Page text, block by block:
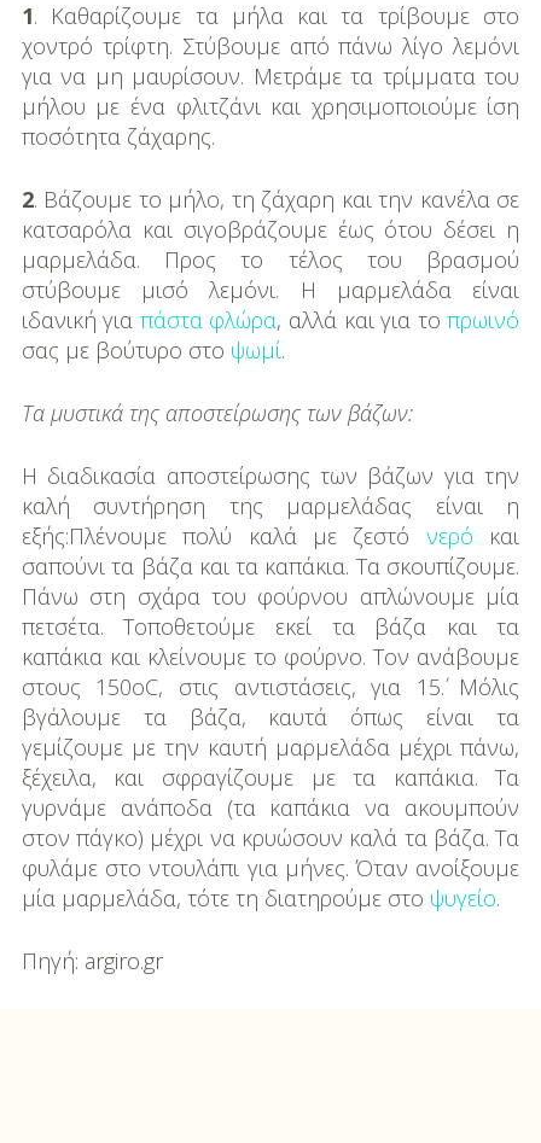
1. Καθαρίζουμε τα μήλα και τα τρίβουμε στο
χοντρό τρίφτη. Στύβουμε από πάνω λίγο λεμόνι
για να μη μαυρίσουν. Μετράμε τα τρίμματα του
μήλου με ένα φλιτζάνι και χρησιμοποιούμε ίση
ποσότητα ζάχαρης.
2. Βάζουμε το μήλο, τη ζάχαρη και την κανέλα σε
κατσαρόλα και σιγοβράζουμε έως ότου δέσει η
μαρμελάδα. Προς το τέλος του βρασμού
στύβουμε μισό λεμόνι. Η μαρμελάδα είναι
ιδανική για πάστα φλώρα, αλλά και για τοπρωινό
σας με βούτυρο στο ψωμί.
Τα μυστικά της αποστείρωσης των βάζων:
Η διαδικασία αποστείρωσης των βάζων για την
καλή συντήρηση της μαρμελάδας είναι η
εξής:Πλένουμε πολύ καλά µε ζεστό νερό και
σαπούνι τα βάζα και τα καπάκια. Τα σκουπίζουμε.
Πάνω στη σχάρα του φούρνου απλώνουμε µία
πετσέτα. Τοποθετούμε εκεί τα βάζα και τα
καπάκια και κλείνουμε το φούρνο. Τον ανάβουμε
στους 150οC, στις αντιστάσεις, για 15΄. Μόλις
βγάλουμε τα βάζα, καυτά όπως είναι τα
γεμίζουμε µε την καυτή μαρµελάδα μέχρι πάνω,
ξέχειλα, και σφραγίζουμε µε τα καπάκια. Τα
γυρνάμε ανάποδα (τα καπάκια να ακουμπούν
στον πάγκο) μέχρι να κρυώσουν καλά τα βάζα. Τα
φυλάμε στο ντουλάπι για μήνες. Όταν ανοίξουμε
µία μαρµελάδα, τότε τη διατηρούμε στο ψυγείο.
Πηγή: argiro.gr